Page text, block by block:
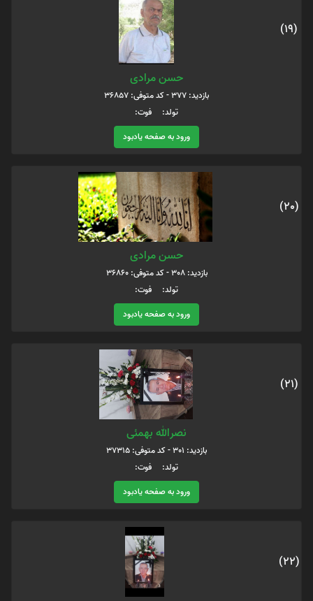
(19)
حسن مرادی
بازدید: 377 - کد متوفی: 36857
تولد: فوت:
ورود به صفحه یادبود
(20)
حسن مرادی
بازدید: 308 - کد متوفی: 36860
تولد: فوت:
ورود به صفحه یادبود
(21)
نصرالله بهمئی
بازدید: 301 - کد متوفی: 37315
تولد: فوت:
ورود به صفحه یادبود
(22)